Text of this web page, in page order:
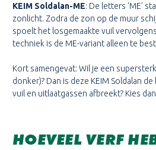
KEIM Soldalan-ME: De letters 'ME'
zonlicht. Zodra de zon op de muur
spoelt het losgemaakte vuil
techniek is de ME-variant alleen te
Kort samengevat: Wil je een
donker)? Dan is deze KEIM Soldalan
vuil en uitlaatgassen afbreekt? Kies
HOEVEEL VERF